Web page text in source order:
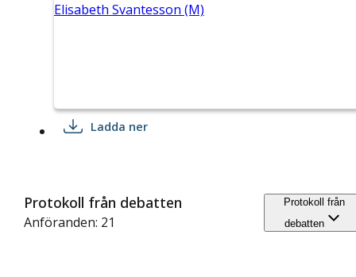
Elisabeth Svantesson (M)
Ladda ner
Protokoll från debatten
Anföranden: 21
Protokoll från
debatten